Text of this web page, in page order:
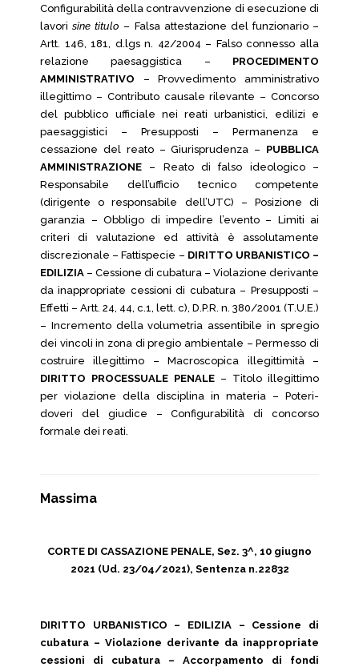
Configurabilità della contravvenzione di esecuzione di
lavorisine titulo – Falsa attestazione del funzionario –
Artt. 146, 181, d.lgs n. 42/2004 – Falso connesso alla
relazione paesaggistica – PROCEDIMENTO
AMMINISTRATIVO – Provvedimento amministrativo
illegittimo – Contributo causale rilevante – Concorso
del pubblico ufficiale nei reati urbanistici, edilizi e
paesaggistici – Presupposti – Permanenza e
cessazione del reato – Giurisprudenza – PUBBLICA
AMMINISTRAZIONE – Reato di falso ideologico –
Responsabile dell’ufficio tecnico competente
(dirigente o responsabile dell’UTC) – Posizione di
garanzia – Obbligo di impedire l’evento – Limiti ai
criteri di valutazione ed attività è assolutamente
discrezionale – Fattispecie – DIRITTO URBANISTICO –
EDILIZIA – Cessione di cubatura – Violazione derivante
da inappropriate cessioni di cubatura – Presupposti –
Effetti – Artt. 24, 44, c.1, lett. c), D.P.R. n. 380/2001 (T.U.E.)
– Incremento della volumetria assentibile in spregio
dei vincoli in zona di pregio ambientale – Permesso di
costruire illegittimo – Macroscopica illegittimità –
DIRITTO PROCESSUALE PENALE – Titolo illegittimo
per violazione della disciplina in materia – Poteri-
doveri del giudice – Configurabilità di concorso
formale dei reati.
Massima
CORTE DI CASSAZIONE PENALE, Sez. 3^, 10 giugno
2021 (Ud. 23/04/2021), Sentenza n.22832
DIRITTO URBANISTICO – EDILIZIA – Cessione di
cubatura – Violazione derivante da inappropriate
cessioni di cubatura – Accorpamento di fondi